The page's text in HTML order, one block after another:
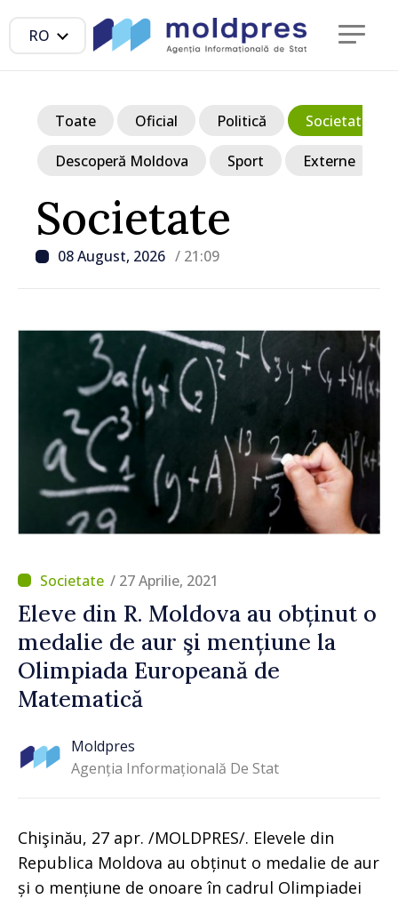
RO
Societate
08 August, 2026 / 21:09
Toate Oficial Politică Societate
Descoperă Moldova Sport Externe
/ 27 Aprilie, 2021
Eleve din R. Moldova au obținut o
medalie de aur şi mențiune la
Olimpiada Europeană de
Matematică
Moldpres
Agenția Informațională De Stat
Chişinău, 27 apr. /MOLDPRES/. Elevele din
Republica Moldova au obținut o medalie de aur
și o mențiune de onoare în cadrul Olimpiadei